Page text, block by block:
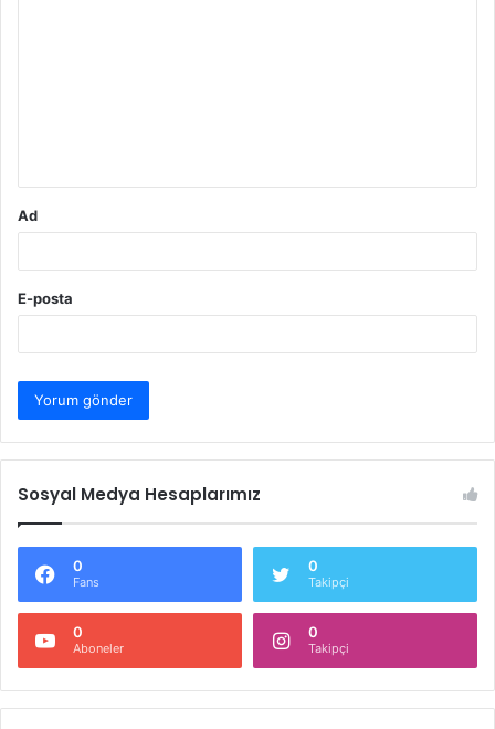
Ad
E-posta
Sosyal Medya Hesaplarımız
0
Fans
0
Takipçi
0
Aboneler
0
Takipçi